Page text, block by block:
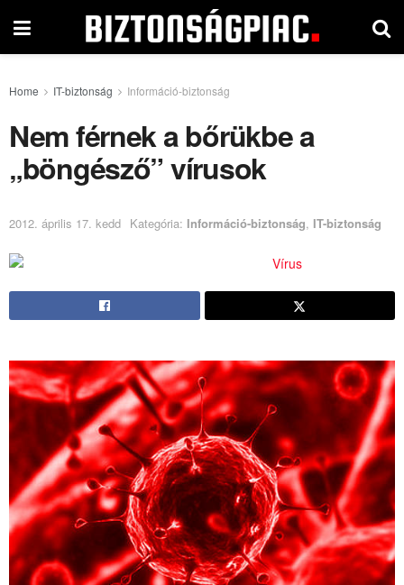
Home IT-biztonság Információ-biztonság
Nem férnek a bőrükbe a
„böngésző” vírusok
2012. április 17. kedd Kategória: Információ-biztonság, IT-biztonság